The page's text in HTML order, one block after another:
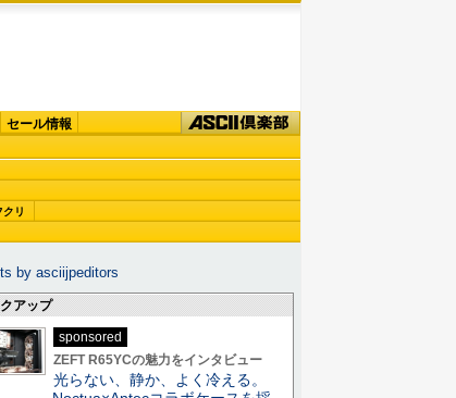
セール情報
クリ
by asciijpeditors
アップ
sponsored
ZEFT R65YCの魅力をインタビュー
光らない、静か、よく冷える。